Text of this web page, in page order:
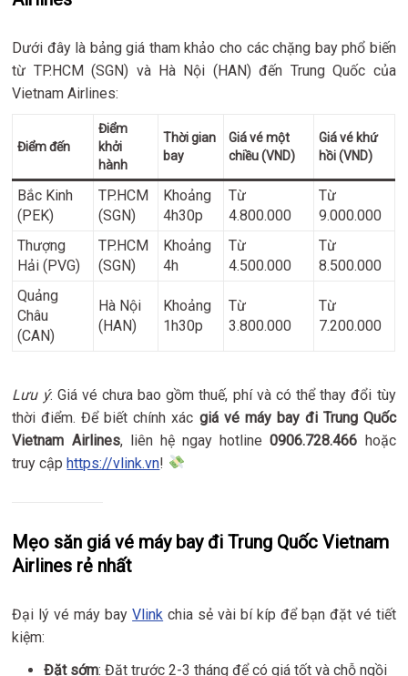
Dưới đây là bảng giá tham khảo cho các chặng bay phổ biến
từ TP.HCM (SGN) và Hà Nội (HAN) đến Trung Quốc của
Vietnam Airlines:
Điểm đến
Điểm
khởi
hành
Thời gian
bay
Giá vé một
chiều (VND)
Giá vé khứ
hồi (VND)
Bắc Kinh
(PEK)
TP.HCM
(SGN)
Khoảng
4h30p
Từ
4.800.000
Từ
9.000.000
Thượng
Hải (PVG)
TP.HCM
(SGN)
Khoảng
4h
Từ
4.500.000
Từ
8.500.000
Quảng
Châu
(CAN)
Hà Nội
(HAN)
Khoảng
1h30p
Từ
3.800.000
Từ
7.200.000
Lưu ý: Giá vé chưa bao gồm thuế, phí và có thể thay đổi tùy
thời điểm. Để biết chính xác giá vé máy bay đi Trung Quốc
Vietnam Airlines, liên hệ ngay hotline0906.728.466 hoặc
truy cậphttps://vlink.vn!
Mẹo săn giá vé máy bay đi Trung Quốc Vietnam
Airlines rẻ nhất
Đại lý vé máy bayVlink chia sẻ vài bí kíp để bạn đặt vé tiết
kiệm:
Đặt sớm: Đặt trước 2-3 tháng để có giá tốt và chỗ ngồi